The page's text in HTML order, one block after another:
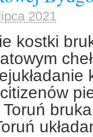
2021
kostki